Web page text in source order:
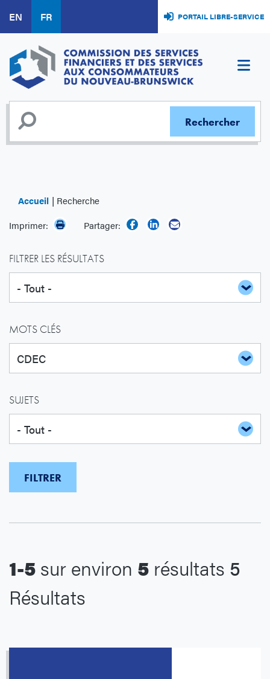
au
contenu
principal
EN FR PORTAIL LIBRE-SERVICE
Accueil
Recherche
Imprimer:
Partager:
FILTRER LES RÉSULTATS
MOTS CLÉS
SUJETS
1-5 sur environ 5 résultats 5
Résultats